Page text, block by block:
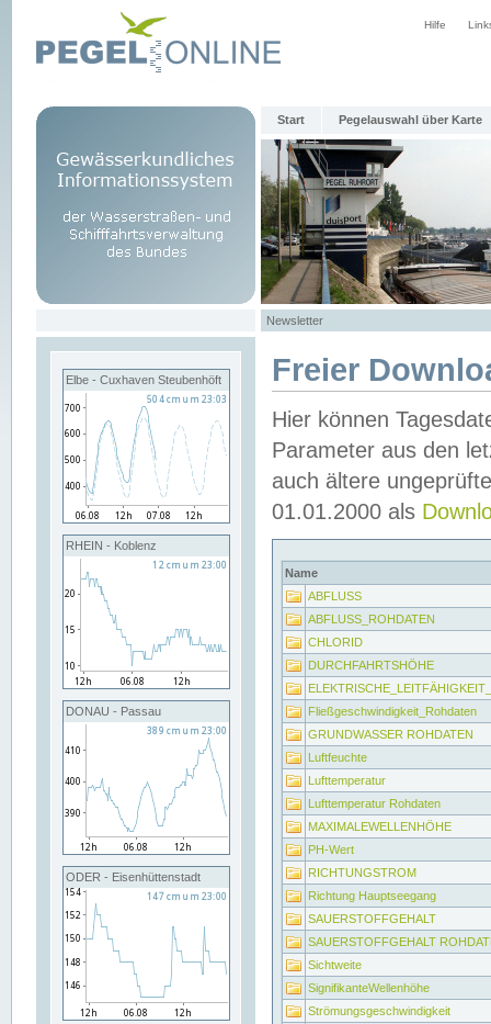
Hilfe
Start Pegelauswahl über Karte
Newsletter
Elbe - Cuxhaven Steubenhöft
RHEIN - Koblenz
DONAU - Passau
ODER - Eisenhüttenstadt
Freier
Hier können
Parameter aus den
auch ältere
01.01.2000 als
Name
ABFLUSS
ABFLUSS_ROHDATEN
CHLORID
DURCHFAHRTSHÖHE
Fließgeschwindigkeit_Rohdaten
GRUNDWASSER ROHDATEN
Luftfeuchte
Lufttemperatur
Lufttemperatur Rohdaten
MAXIMALEWELLENHÖHE
PH-Wert
RICHTUNGSTROM
Richtung Hauptseegang
SAUERSTOFFGEHALT
SAUERSTOFFGEHALT
Sichtweite
SignifikanteWellenhöhe
Strömungsgeschwindigkeit